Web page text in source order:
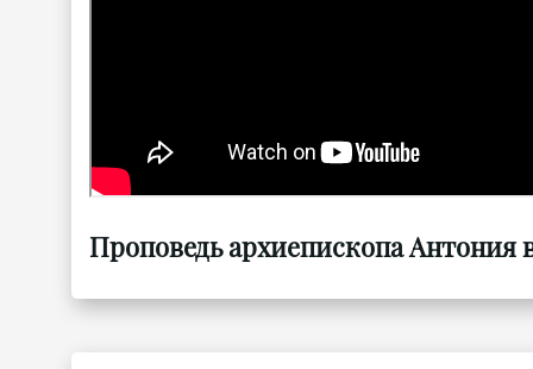
Проповедь архиепископа Антония